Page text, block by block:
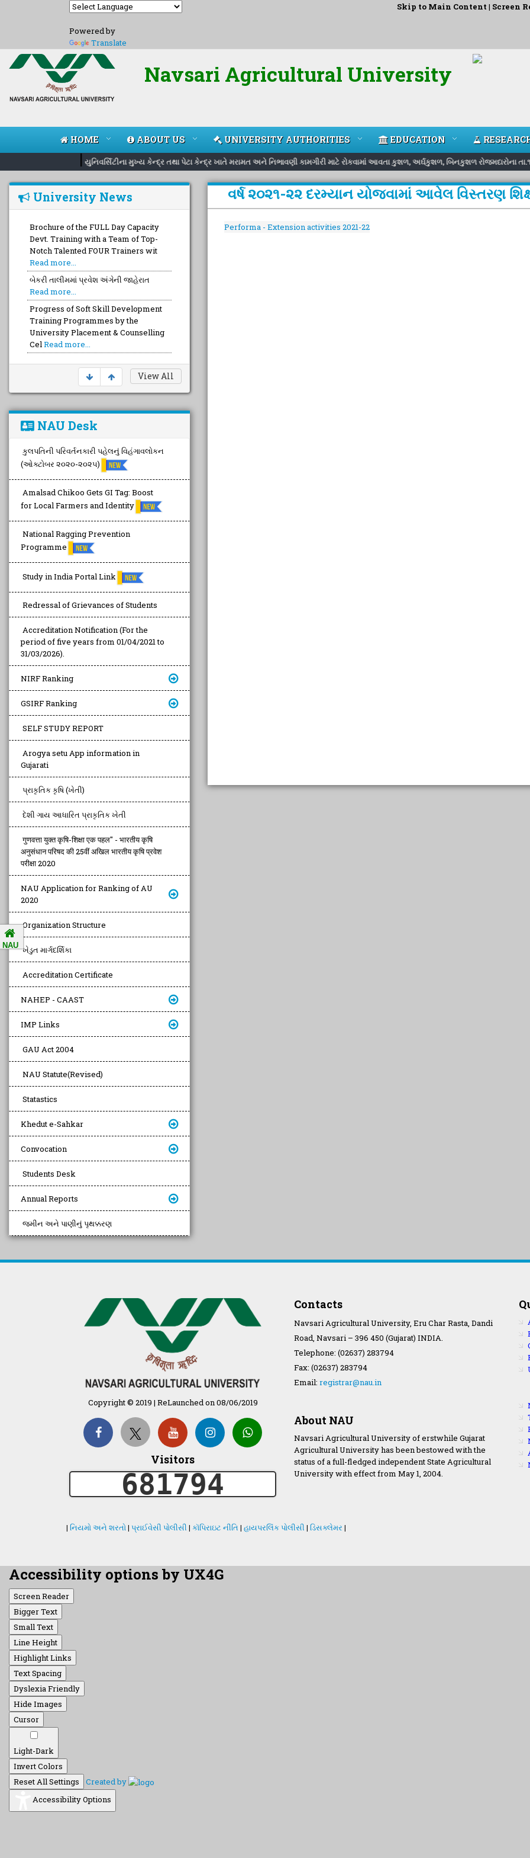
Powered by
Translate
Skip to Main Content | Screen
Navsari Agricultural University
HOME ABOUT US UNIVERSITY AUTHORITIES EDUCATION
| યુનિવર્સિટીના મુખ્ય કેન્દ્ર તથા પેટા કેન્દ્ર ખાતે મરામત અને નિભાવણી કામગીરી માટે રોકવામાં આવતા કુશળ, અર્ઘકુશળ, બિનકુશળ રોજમદારોના તા.૧/
University News
Brochure of the FULL Day Capacity
Devt. Training with a Team of Top-
Notch Talented FOUR Trainers wit
Read more...
બેકરી તાલીમમાં પ્રવેશ અંગેની જાહેરાત
Read more...
Progress of Soft Skill Development
Training Programmes by the
University Placement & Counselling
CelRead more...
View All
NAU Desk
કુલપતિની પરિવર્તનકારી પહેલનું વિહંગાવલોકન
(ઓક્ટોબર ૨૦૨૦-૨૦૨૫)
Amalsad Chikoo Gets GI Tag: Boost
for Local Farmers and Identity
National Ragging Prevention
Programme
Study in India Portal Link
Redressal of Grievances of Students
Accreditation Notification (For the
period of five years from 01/04/2021 to
31/03/2026).
NIRF Ranking
GSIRF Ranking
SELF STUDY REPORT
Arogya setu App information in
Gujarati
પ્રાકૃતિક કૃષિ (ખેતી)
દેશી ગાય આધારિત પ્રાકૃતિક ખેતી
गुणवत्ता युक्त कृषि-शिक्षा एक पहल" - भारतीय कृषि
अनुसंधान परिषद की 25वीं अखिल भारतीय कृषि प्रवेश
परीक्षा 2020
NAU Application for Ranking of AU
2020
Organization Structure
ખેડુત માર્ગદર્શિકા
Accreditation Certificate
NAHEP - CAAST
IMP Links
GAU Act 2004
NAU Statute(Revised)
Statastics
Khedut e-Sahkar
Convocation
Students Desk
Annual Reports
જમીન અને પાણીનું પૃથક્કરણ
વર્ષ ૨૦૨૧-૨૨ દરમ્યાન યોજવામાં આવેલ વિસ્તરણ
Performa - Extension activities 2021-22
Copyright © 2019 | ReLaunched on 08/06/2019
Visitors
681794
Contacts
Navsari Agricultural University, Eru Char Rasta, Dandi
Road, Navsari – 396 450 (Gujarat) INDIA.
Telephone: (02637) 283794
Fax: (02637) 283794
Email: registrar@nau.in
About NAU
Navsari Agricultural University of erstwhile Gujarat
Agricultural University has been bestowed with the
status of a full-fledged independent State Agricultural
University with effect from May 1, 2004.
| નિયમો અને શરતો| પ્રાઈવેસી પોલીસી | કૉપિરાઇટ નીતિ | હાયપરલિંક પોલીસી | ડિસક્લેમર |
NAU
Accessibility options by UX4G
Screen Reader
Bigger Text
Small Text
Line Height
Highlight Links
Text Spacing
Dyslexia Friendly
Hide Images
Cursor
Light-Dark
Invert Colors
Reset All Settings
Created by
Accessibility Options